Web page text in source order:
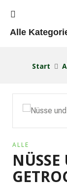
Alle
Start
ALLE